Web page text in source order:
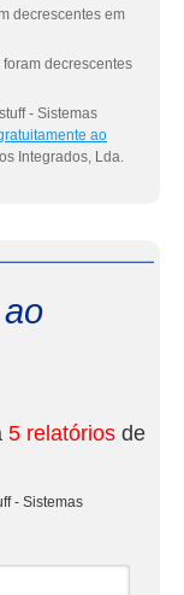
decrescentes em
decrescentes
- Sistemas
ao
Integrados, Lda.
5 relatórios de
- Sistemas